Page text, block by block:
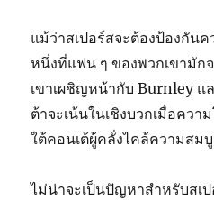
แม้ว่าสเปอร์สจะต้องป้องกัน
หนึ่งที่แฟน ๆ ของพวกเขามัก
เขาเผชิญหน้ากับ Burnley แ
ต้าจะเน้นในเชิงบวกเมื่อควา
ใต้คอนเต้ผู้คลั่งไคล้ความสม
ไม่น่าจะเป็นปัญหาสำหรับสเ